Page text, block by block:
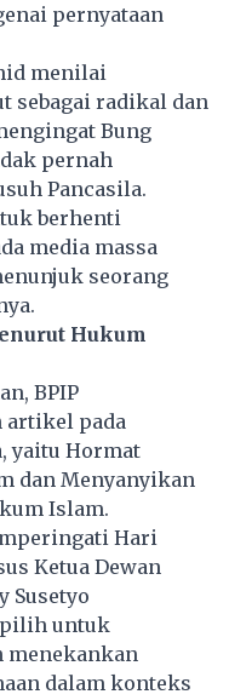
pernyataan
menilai
sebagai radikal dan
Bung
pernah
Pancasila.
berhenti
media massa
seorang
Hukum
BPIP
artikel pada
yaitu Hormat
dan Menyanyikan
Islam.
Hari
Ketua Dewan
Susetyo
untuk
menekankan
dalam konteks